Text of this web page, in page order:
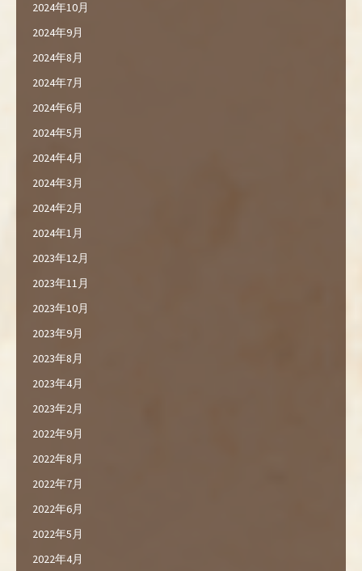
2024年10月
2024年9月
2024年8月
2024年7月
2024年6月
2024年5月
2024年4月
2024年3月
2024年2月
2024年1月
2023年12月
2023年11月
2023年10月
2023年9月
2023年8月
2023年4月
2023年2月
2022年9月
2022年8月
2022年7月
2022年6月
2022年5月
2022年4月